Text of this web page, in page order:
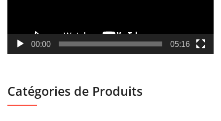
00:00 05:16
Catégories de Produits